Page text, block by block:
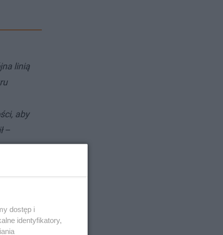
linią
aby
–
dostęp i
identyfikatory,